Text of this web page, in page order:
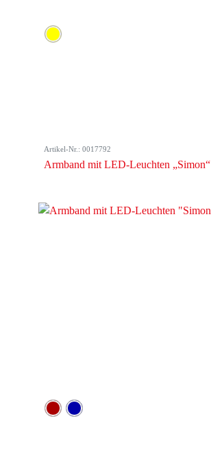
Artikel-Nr.: 0017792
Armband mit LED-Leuchten „Simon“